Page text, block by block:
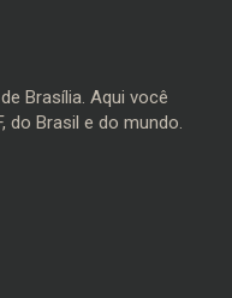
Brasília. Aqui você
do Brasil e do mundo.